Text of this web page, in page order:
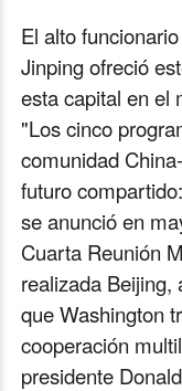
El alto
Jinping ofreció
esta capital en el
"Los cinco
comunidad
futuro
se anunció en
Cuarta Reunión
realizada Beijing,
que Washington
cooperación
presidente